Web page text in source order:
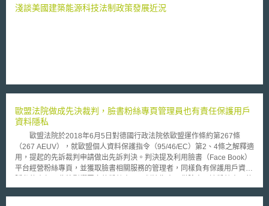
展中心。 Phatak 也發起了一項 Ekalavya 計畫，鼓勵大家提出開原碼運動
淺談美國建築能源科技法制政策發展近況
歐盟法院做成先決裁判，臉書粉絲專頁管理員也有責任保護用戶
資料隱私
歐盟法院於2018年6月5日對德國行政法院依歐盟運作條約第267條
（267 AEUV），就歐盟個人資料保護指令（95/46/EC）第2、4條之解釋適
用，提起的先訴裁判申請做出先訴判決。判決提及利用臉書（Face Book）
平台經營粉絲專頁，並獲取臉書相關服務的管理者，同樣負有保護用戶資料
管理員都有保護訪客資料安全的責任。 由於臉書粉絲專業的經營者，